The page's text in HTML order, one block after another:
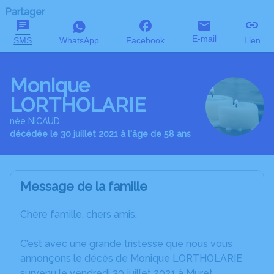
Partager
SMS WhatsApp Facebook E-mail Lien
Monique
LORTHOLARIE
née NICAUD
décédée le 30 juillet 2021 à l'âge de 58 ans
Message de la famille
Chère famille, chers amis,
C’est avec une grande tristesse que nous vous
annonçons le décès de Monique LORTHOLARIE